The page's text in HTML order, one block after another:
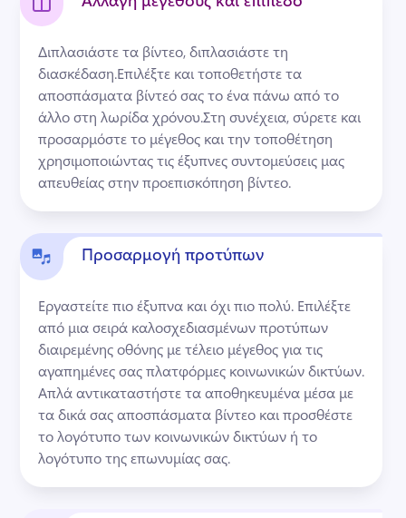
Διπλασιάστε τα βίντεο, διπλασιάστε τη
διασκέδαση.Επιλέξτε και τοποθετήστε τα
αποσπάσματα βίντεό σας το ένα πάνω από το
άλλο στη λωρίδα χρόνου.Στη συνέχεια, σύρετε και
προσαρμόστε το μέγεθος και την τοποθέτηση
χρησιμοποιώντας τις έξυπνες συντομεύσεις μας
απευθείας στην προεπισκόπηση βίντεο.
Προσαρμογή προτύπων
Εργαστείτε πιο έξυπνα και όχι πιο πολύ. Επιλέξτε
από μια σειρά καλοσχεδιασμένων προτύπων
διαιρεμένης οθόνης με τέλειο μέγεθος για τις
Απλά αντικαταστήστε τα αποθηκευμένα μέσα με
τα δικά σας αποσπάσματα βίντεο και προσθέστε
το λογότυπο των κοινωνικών δικτύων ή το
λογότυπο της επωνυμίας σας.